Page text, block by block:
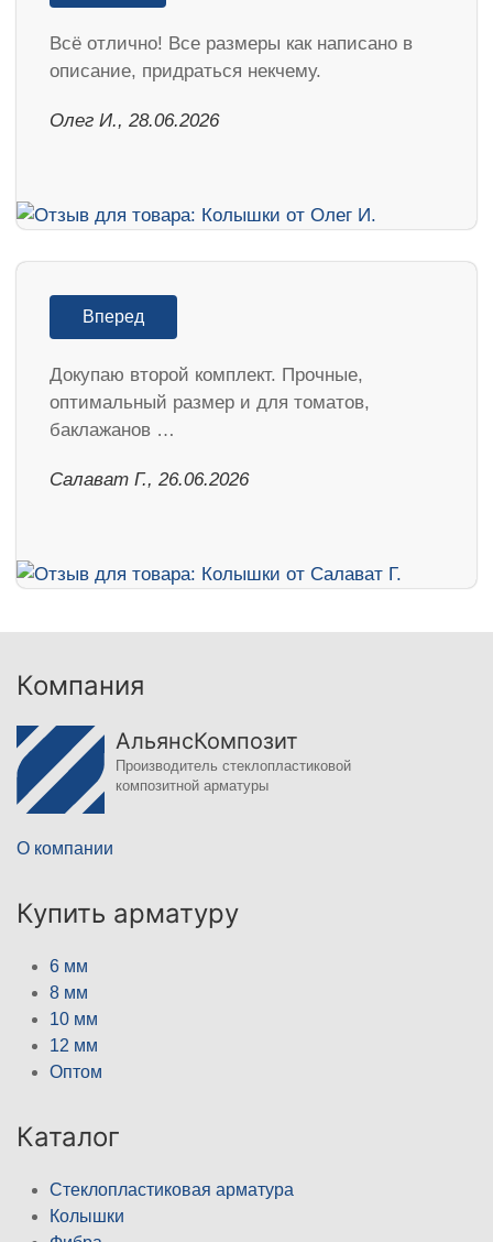
Всё отлично! Все размеры как написано в
описание, придраться некчему.
Олег И., 28.06.2026
Вперед
Докупаю второй комплект. Прочные,
оптимальный размер и для томатов,
баклажанов …
Салават Г., 26.06.2026
Компания
АльянсКомпозит
Производитель стеклопластиковой
композитной арматуры
О компании
Купить арматуру
6 мм
8 мм
10 мм
12 мм
Оптом
Каталог
Стеклопластиковая арматура
Колышки